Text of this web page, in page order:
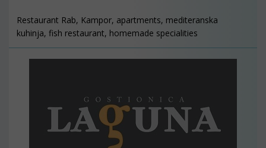
Restaurant Rab, Kampor, apartments, mediteranska
kuhinja, fish restaurant, homemade specialities